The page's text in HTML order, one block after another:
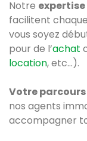
Notre
facilitent
vous soyez
pour de l’achat
location, etc…).
Votre
nos agents
accompagner